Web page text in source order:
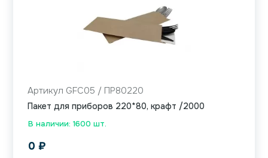
В наличии: 1600 шт.
Артикул GFС05 / ПР80220
Пакет для приборов 220*80, крафт /2000
0 ₽